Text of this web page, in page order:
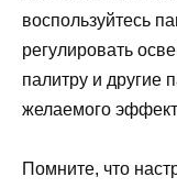
воспользуйтесь
регулировать
палитру и другие
желаемого
Помните, что